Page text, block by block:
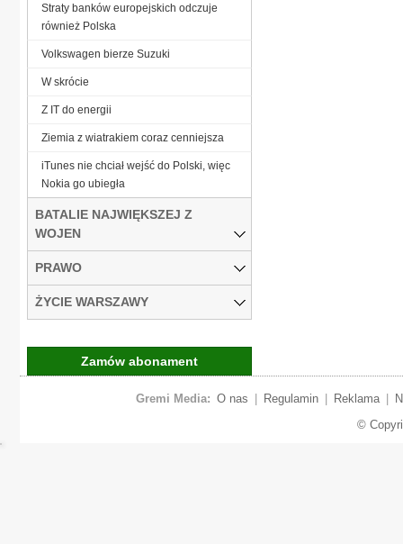
Straty banków europejskich odczuje
również Polska
Volkswagen bierze Suzuki
W skrócie
Z IT do energii
Ziemia z wiatrakiem coraz cenniejsza
iTunes nie chciał wejść do Polski, więc
Nokia go ubiegła
BATALIE NAJWIĘKSZEJ Z
WOJEN
PRAWO
ŻYCIE WARSZAWY
Zamów abonament
Gremi Media: O nas Regulamin Reklama
©